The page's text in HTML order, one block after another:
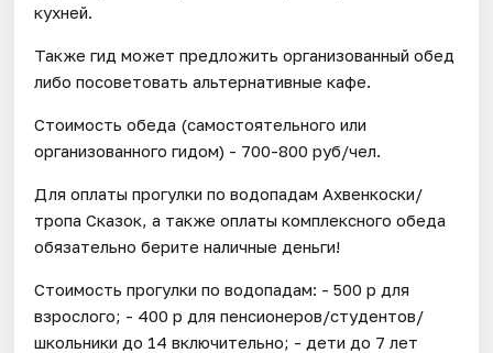
кухней.
Также гид может предложить организованный обед
либо посоветовать альтернативные кафе.
Стоимость обеда (самостоятельного или
организованного гидом) - 700-800 руб/чел.
Для оплаты прогулки по водопадам Ахвенкоски/
тропа Сказок, а также оплаты комплексного обеда
обязательно берите наличные деньги!
Стоимость прогулки по водопадам: - 500 р для
взрослого; - 400 р для пенсионеров/студентов/
школьники до 14 включительно; - дети до 7 лет